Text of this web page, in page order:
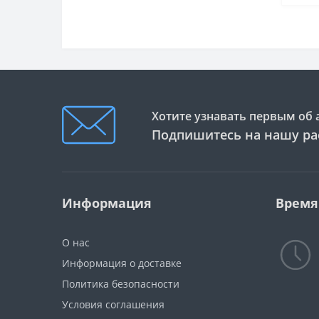
Двухзаходные спиральные
Серия Т.С.Т. 406
Двухзаходные
Серия Т.С.Т. 408
Серия Т.С.Т. 409
Трехзаходные
твердосплавные прямые
Хотите узнавать первым об
Подпишитесь на нашу
Информация
О нас
Информация о доставке
Политика безопасности
Условия соглашения